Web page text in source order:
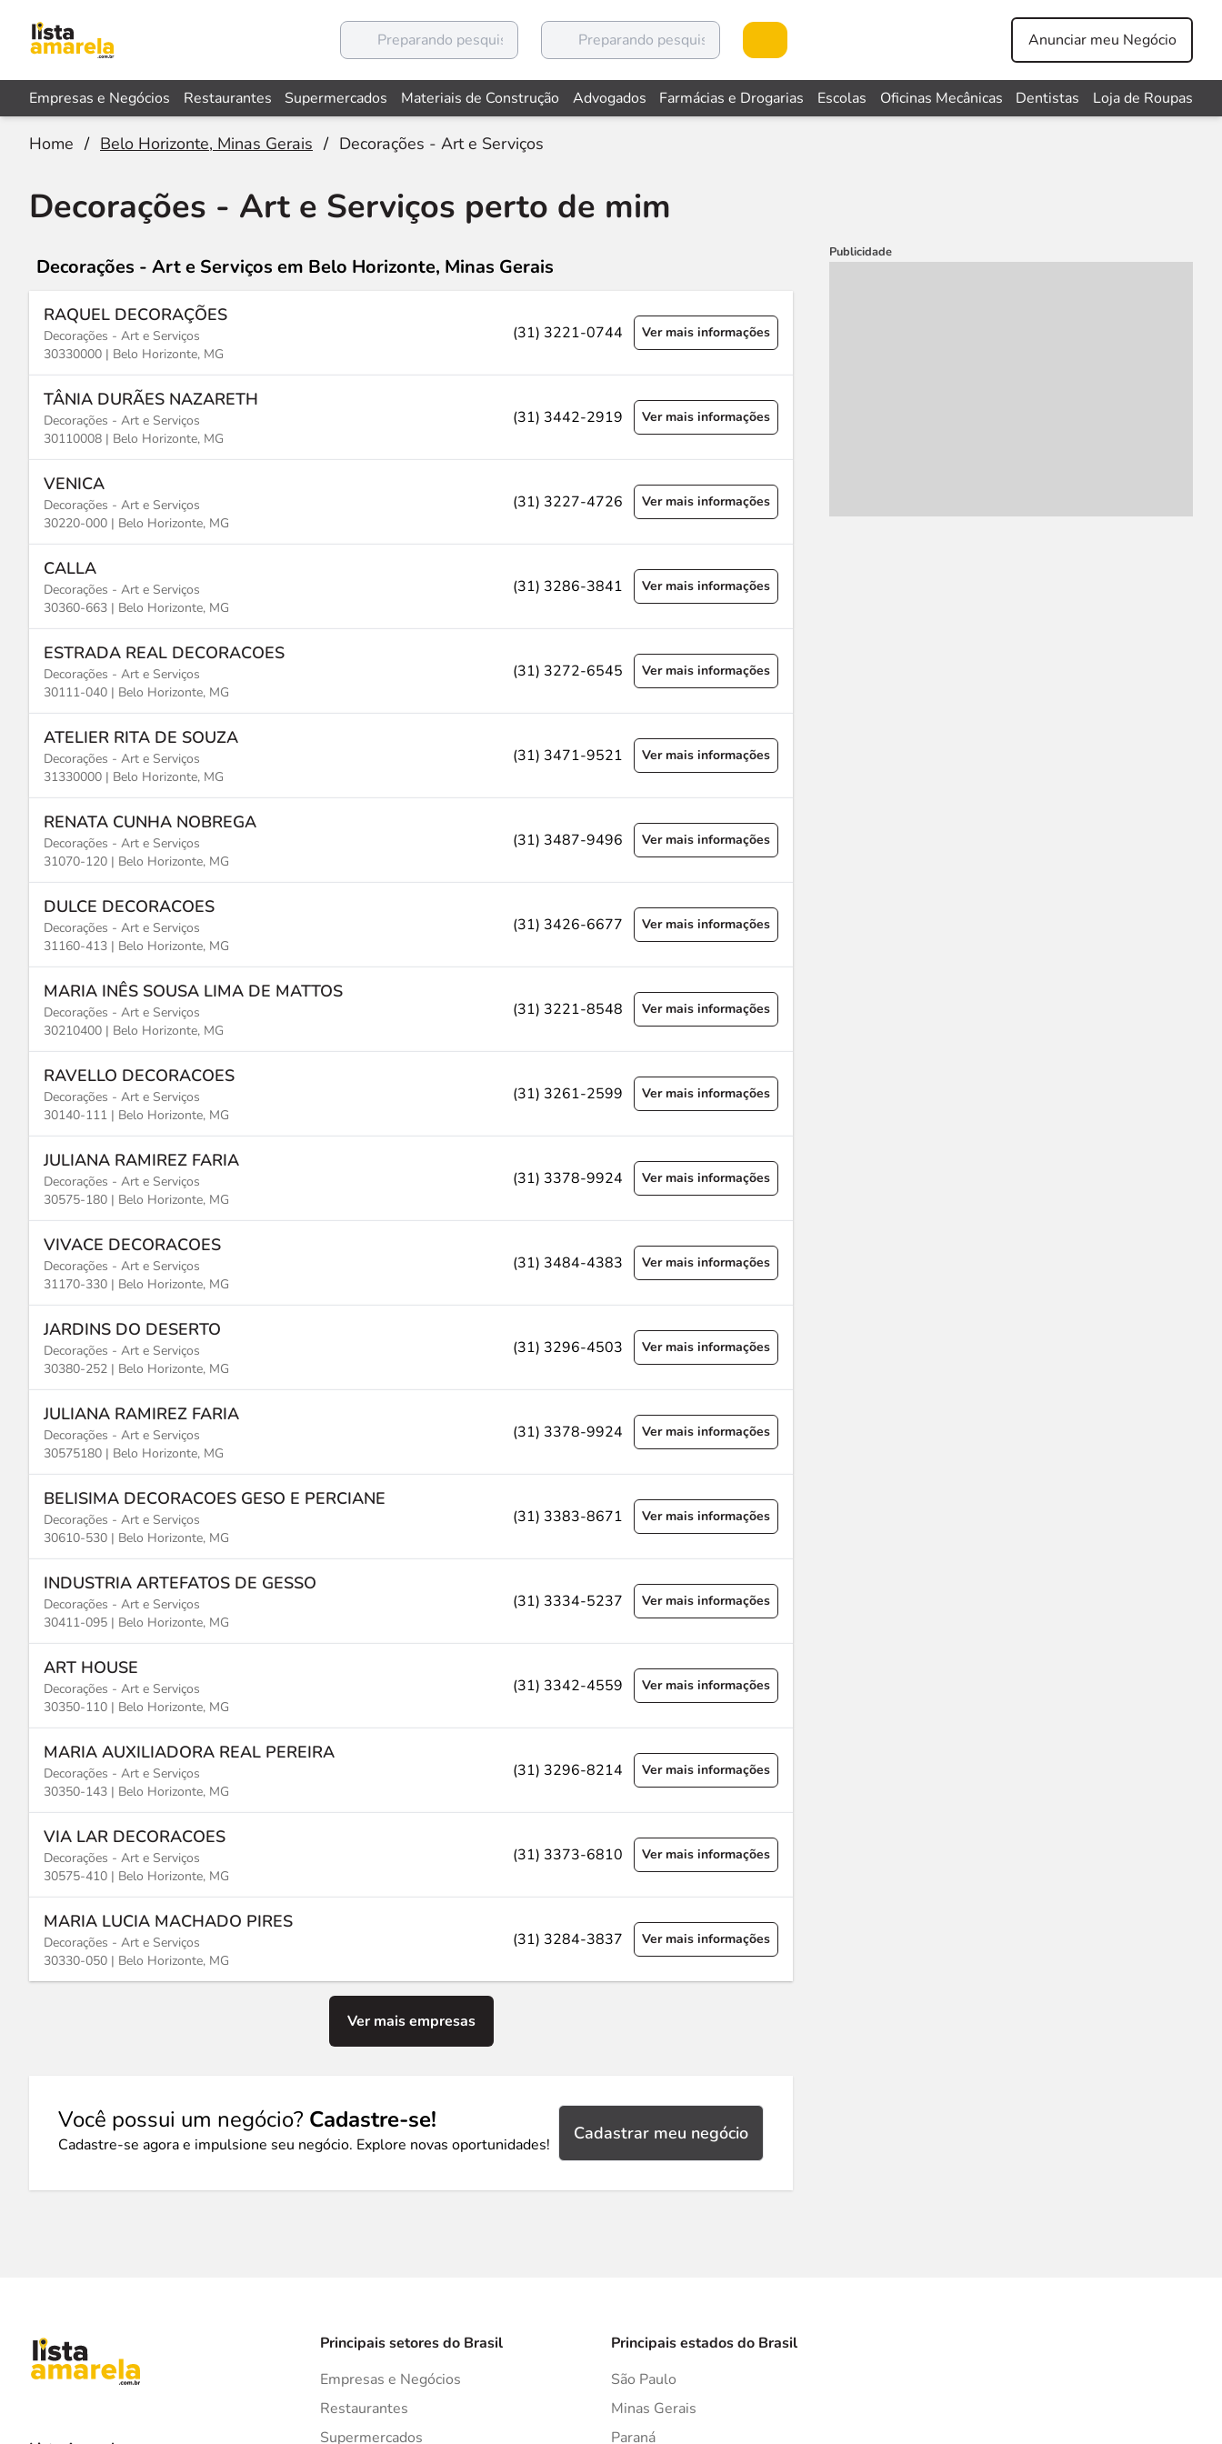
Anunciar meu Negócio
Empresas e Negócios Restaurantes Supermercados Materiais de Construção Advogados Farmácias e Drogarias Escolas Oficinas Mecânicas Dentistas Loja de Roupas
Home / Belo Horizonte, Minas Gerais / Decorações - Art e Serviços
Decorações - Art e Serviços perto de mim
Decorações - Art e Serviços em Belo Horizonte, Minas Gerais
RAQUEL DECORAÇÕES
Decorações - Art e Serviços
30330000 | Belo Horizonte, MG
(31) 3221-0744 Ver mais informações
TÂNIA DURÃES NAZARETH
Decorações - Art e Serviços
30110008 | Belo Horizonte, MG
(31) 3442-2919 Ver mais informações
VENICA
Decorações - Art e Serviços
30220-000 | Belo Horizonte, MG
(31) 3227-4726 Ver mais informações
CALLA
Decorações - Art e Serviços
30360-663 | Belo Horizonte, MG
(31) 3286-3841 Ver mais informações
ESTRADA REAL DECORACOES
Decorações - Art e Serviços
30111-040 | Belo Horizonte, MG
(31) 3272-6545 Ver mais informações
ATELIER RITA DE SOUZA
Decorações - Art e Serviços
31330000 | Belo Horizonte, MG
(31) 3471-9521 Ver mais informações
RENATA CUNHA NOBREGA
Decorações - Art e Serviços
31070-120 | Belo Horizonte, MG
(31) 3487-9496 Ver mais informações
DULCE DECORACOES
Decorações - Art e Serviços
31160-413 | Belo Horizonte, MG
(31) 3426-6677 Ver mais informações
MARIA INÊS SOUSA LIMA DE MATTOS
Decorações - Art e Serviços
30210400 | Belo Horizonte, MG
(31) 3221-8548 Ver mais informações
RAVELLO DECORACOES
Decorações - Art e Serviços
30140-111 | Belo Horizonte, MG
(31) 3261-2599 Ver mais informações
JULIANA RAMIREZ FARIA
Decorações - Art e Serviços
30575-180 | Belo Horizonte, MG
(31) 3378-9924 Ver mais informações
VIVACE DECORACOES
Decorações - Art e Serviços
31170-330 | Belo Horizonte, MG
(31) 3484-4383 Ver mais informações
JARDINS DO DESERTO
Decorações - Art e Serviços
30380-252 | Belo Horizonte, MG
(31) 3296-4503 Ver mais informações
JULIANA RAMIREZ FARIA
Decorações - Art e Serviços
30575180 | Belo Horizonte, MG
(31) 3378-9924 Ver mais informações
BELISIMA DECORACOES GESO E PERCIANE
Decorações - Art e Serviços
30610-530 | Belo Horizonte, MG
(31) 3383-8671 Ver mais informações
INDUSTRIA ARTEFATOS DE GESSO
Decorações - Art e Serviços
30411-095 | Belo Horizonte, MG
(31) 3334-5237 Ver mais informações
ART HOUSE
Decorações - Art e Serviços
30350-110 | Belo Horizonte, MG
(31) 3342-4559 Ver mais informações
MARIA AUXILIADORA REAL PEREIRA
Decorações - Art e Serviços
30350-143 | Belo Horizonte, MG
(31) 3296-8214 Ver mais informações
VIA LAR DECORACOES
Decorações - Art e Serviços
30575-410 | Belo Horizonte, MG
(31) 3373-6810 Ver mais informações
MARIA LUCIA MACHADO PIRES
Decorações - Art e Serviços
30330-050 | Belo Horizonte, MG
(31) 3284-3837 Ver mais informações
Ver mais empresas
Você possui um negócio? Cadastre-se!
Cadastre-se agora e impulsione seu negócio. Explore novas oportunidades!
Cadastrar meu negócio
Publicidade
Principais setores do Brasil
Empresas e Negócios
Restaurantes
Supermercados
Principais estados do Brasil
São Paulo
Minas Gerais
Paraná